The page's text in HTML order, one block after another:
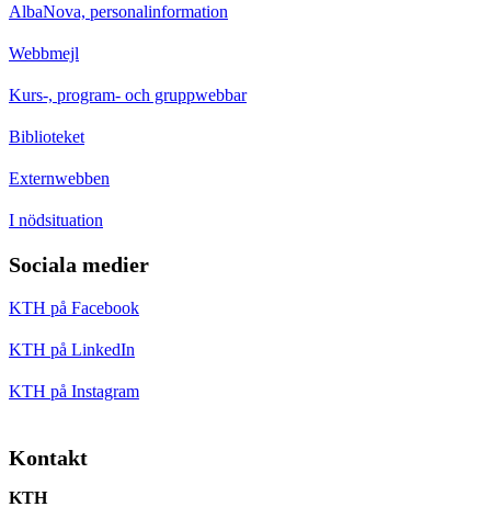
AlbaNova, personalinformation
Webbmejl
Kurs-, program- och gruppwebbar
Biblioteket
Externwebben
I nödsituation
Sociala medier
KTH på Facebook
KTH på LinkedIn
KTH på Instagram
Kontakt
KTH